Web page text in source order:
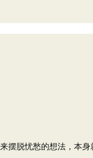
摆脱忧愁的想法，本